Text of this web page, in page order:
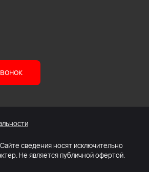
сведения носят исключительно
Не является публичной офертой.